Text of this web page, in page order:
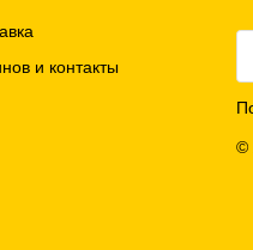
и контакты
©